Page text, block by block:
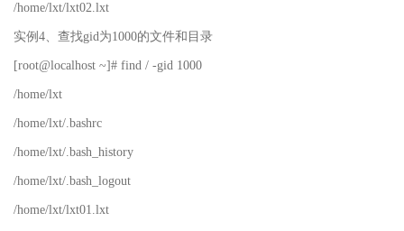
/home/lxt/lxt02.lxt
实例4、查找gid为1000的文件和目录
[root@localhost ~]# find / -gid 1000
/home/lxt
/home/lxt/.bashrc
/home/lxt/.bash_history
/home/lxt/.bash_logout
/home/lxt/lxt01.lxt